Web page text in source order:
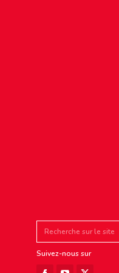
Search:
Suivez-nous sur